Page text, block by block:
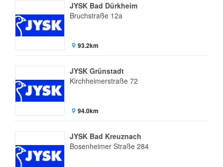
JYSK Bad Dürkheim
Bruchstraße 12a
93.2km
JYSK Grünstadt
Kirchheimerstraße 72
94.0km
JYSK Bad Kreuznach
Bosenheimer Straße 284